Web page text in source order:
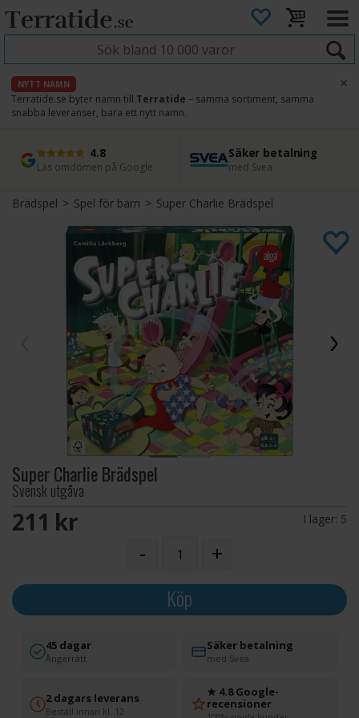
NYTT NAMN
Terratide.se byter namn till Terratide – samma sortiment, samma
snabba leveranser, bara ett nytt namn.
×
4.8
Läs omdömen på Google
Säker betalning
med Svea
Snabb leverans
Direkt från lager
45 dagars ångerrätt
Enkel retur
Brädspel>Spel för barn>Super Charlie Brädspel
Super Charlie Brädspel
Svensk utgåva
211 SEK I lager: 5
- +
Köp
45 dagar
Ångerrätt
Säker betalning
med Svea
2 dagars leverans
Beställ innan kl. 12
★ 4.8 Google-
recensioner